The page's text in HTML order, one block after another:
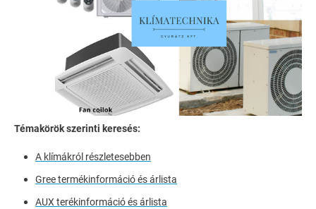
Témakörök szerinti keresés:
A klímákról részletesebben
Gree termékinformáció és árlista
AUX terékinformáció és árlista